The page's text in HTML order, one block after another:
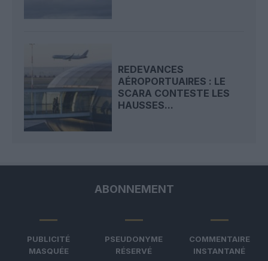
REDEVANCES
AÉROPORTUAIRES : LE
SCARA CONTESTE LES
HAUSSES...
ABONNEMENT
PUBLICITÉ
MASQUÉE
PSEUDONYME
RÉSERVÉ
COMMENTAIRE
INSTANTANÉ